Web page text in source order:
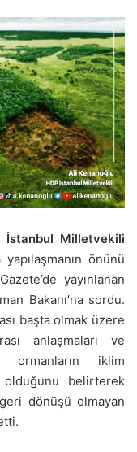
İstanbul Milletvekili
önünü
yayınlanan
Bakanı’na sordu.
başta olmak üzere
anlaşmaları ve
ormanların iklim
belirterek
geri dönüşü olmayan